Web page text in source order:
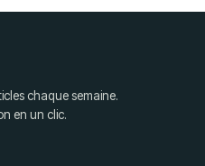
chaque semaine.
en un clic.